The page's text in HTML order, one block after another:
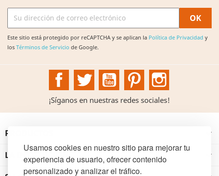
Usamos cookies en nuestro sitio para mejorar tu
experiencia de usuario, ofrecer contenido
personalizado y analizar el tráfico.
Este sitio está protegido por reCAPTCHA y se aplican la Política de Privacidad y
los Términos de Servicio de Google.
FacebookTwitter YouTubePinterest
¡Síganos en nuestras redes sociales!
PRODUCTOS 
LA INSTITUCIÓN 